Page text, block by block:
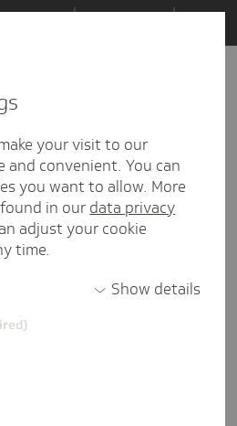
den
Kommentaren
your visit to our
and convenient. You can
you want to allow. More
in our data privacy
adjust your cookie
time.
Show details